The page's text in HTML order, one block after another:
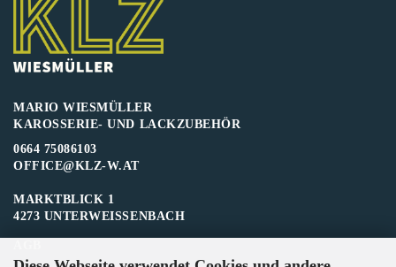
MARIO WIESMÜLLER
KAROSSERIE- UND LACKZUBEHÖR
0664 75086103
OFFICE@KLZ-W.AT
MARKTBLICK 1
4273 UNTERWEISSENBACH